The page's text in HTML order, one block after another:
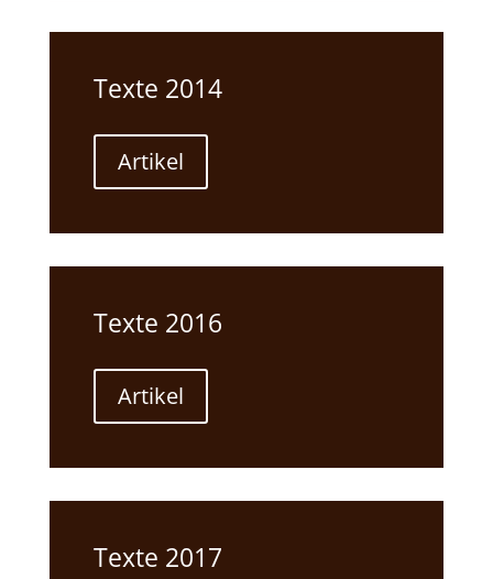
Texte 2014
Artikel
Texte 2016
Artikel
Texte 2017